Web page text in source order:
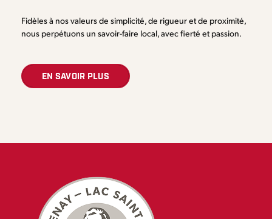
Fidèles à nos valeurs de simplicité, de rigueur et de proximité,
nous perpétuons un savoir-faire local, avec fierté et passion.
EN SAVOIR PLUS